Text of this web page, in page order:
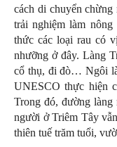
cách di chuyển
trải nghiệm làm
thức các loại rau có
nhưỡng ở đây. Làng
cổ thụ, đi đò… Ngôi
UNESCO thực hiện
Trong đó, đường
người ở Triêm Tây
thiên tuế trăm tuổi,